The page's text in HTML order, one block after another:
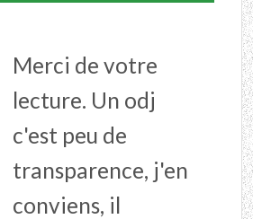
Merci de votre
lecture. Un odj
c'est peu de
transparence, j'en
conviens, il